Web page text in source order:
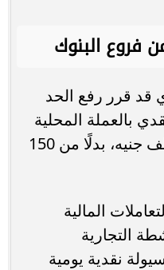
فروع البنوك
قد قرر رفع الحد
بالعملة المحلية
من فروع البنوك إلى 250 ألف جنيه، بدلًا من 150
المالية
التجارية
نقدية يومية